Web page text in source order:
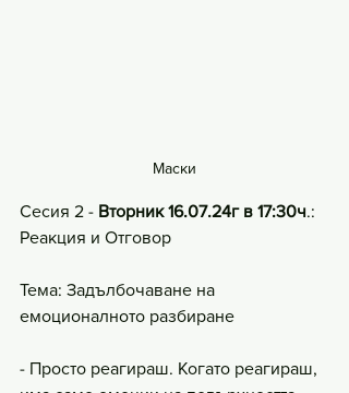
Маски
Сесия 2 - Вторник 16.07.24г в 17:30ч.:
Реакция и Отговор
Тема: Задълбочаване на
емоционалното разбиране
- Просто реагираш. Когато реагираш,